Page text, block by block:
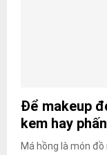
Để makeup
kem hay
Má hồng là món